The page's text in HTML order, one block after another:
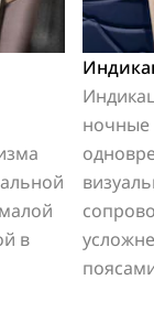
в
ночные